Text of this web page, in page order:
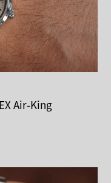
Air-King